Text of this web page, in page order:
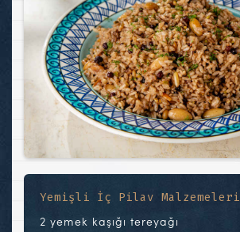
Yemişli İç Pilav Malzemeleri
2 yemek kaşığı tereyağı